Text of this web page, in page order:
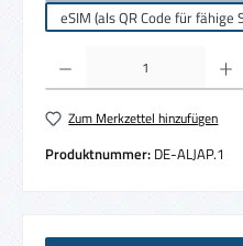
eSIM (als QR Code für fähige
Produkt Anzahl: Gib den
Zum Merkzettel hinzufügen
Produktnummer: DE-ALJAP.1